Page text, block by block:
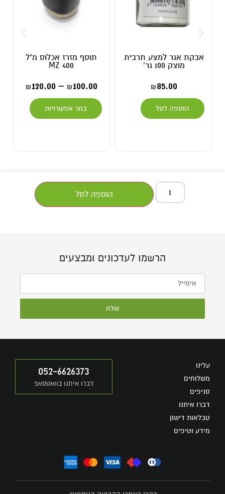
אבקת אגר למצע תרבית
מוצק 100 גר'
₪85.00
הוספה לסל
תוסף מזרז אכלוס מ"ל
MZ 400
₪100.00
–
₪120.00
בחר אפשרויות
הוספה לסל
הרשמו לעדכונים ומבצעים
שלח
עלינו
משלוחים
סניפים
דברו איתנו
טבלאות דישון
מידע וטיפים
052-6626373
דברו איתנו בוואטסאפ